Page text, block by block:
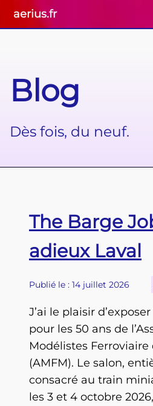
aerius.fr
Blog
Dès fois, du neuf.
The Barge
adieux Laval
Publié le : 14 juillet 2026
J’ai le plaisir
pour les 50 ans de
Modélistes
(AMFM). Le salon,
consacré au train
les 3 et 4 octobre